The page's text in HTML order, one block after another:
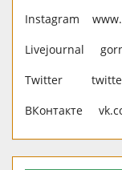
Instagram
Livejournal
Twitter
ВКонтакте